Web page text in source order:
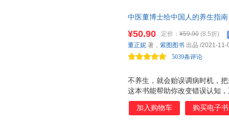
缺，要打起精神做该做的事情
的。 ★【 脑雾 是什么？】 脑
力退化的表现，大脑就像笼罩
现象，就算我们试图集中精神
中医董博士给中国人的养生指
和抗衰老的疗方，通俗易懂的
于未然才是有价值的养生
不养生，就会贻误调病时机，
这本书能帮助你改变错误认知
国医大师石学敏、国家 973 首
未病中心主任孙庆隆重推荐 近
¥50.90 定价： ¥59.90 (8.5折)
5039条评论
董正妮 著， 紫图图书 出品 /2021-11-
加入购物车 购买电子书